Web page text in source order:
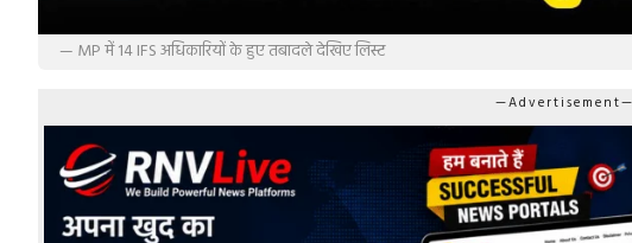
— MP में 14 IFS अधिकारियों के हुए तबादले देखिए लिस्ट
—Advertisement—